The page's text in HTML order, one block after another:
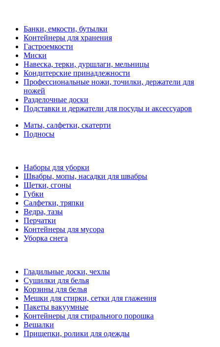
Банки, емкости, бутылки
Контейнеры для хранения
Гастроемкости
Миски
Навеска, терки, дуршлаги, мельницы
Кондитерские принадлежности
Профессиональные ножи, точилки, держатели для
ножей
Разделочные доски
Подставки и держатели для посуды и аксессуаров
Маты, салфетки, скатерти
Подносы
Наборы для уборки
Швабры, мопы, насадки для швабры
Щетки, сгоны
Губки
Салфетки, тряпки
Ведра, тазы
Перчатки
Контейнеры для мусора
Уборка снега
Гладильные доски, чехлы
Сушилки для белья
Корзины для белья
Мешки для стирки, сетки для глажения
Пакеты вакуумные
Контейнеры для стирального порошка
Вешалки
Прищепки, ролики для одежды